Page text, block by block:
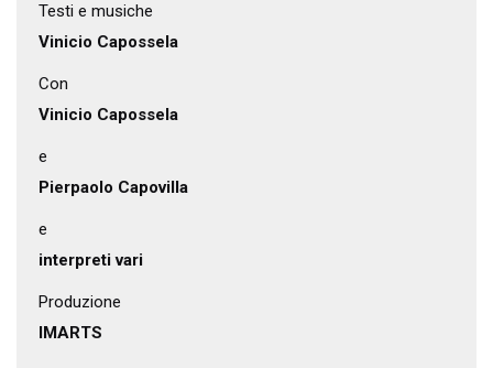
Testi e musiche
Vinicio Capossela
Con
Vinicio Capossela
e
Pierpaolo Capovilla
e
interpreti vari
Produzione
IMARTS